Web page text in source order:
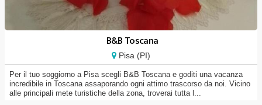
B&B Toscana
Pisa (PI)
Per il tuo soggiorno a Pisa scegli B&B Toscana e goditi una vacanza
incredibile in Toscana assaporando ogni attimo trascorso da noi. Vicino
alle principali mete turistiche della zona, troverai tutta l...